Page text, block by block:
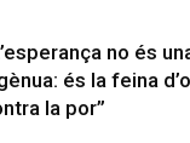
no és
és la feina
la por”